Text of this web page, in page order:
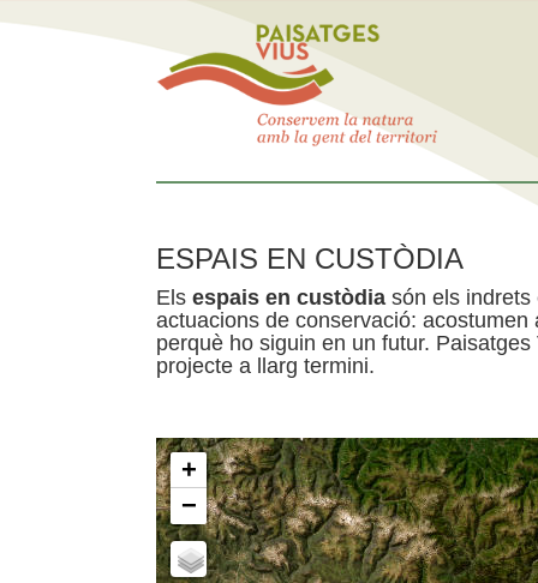
ESPAIS EN CUSTÒDIA
Els espais en custòdia són els indrets
actuacions de conservació:
perquè ho siguin en un futur.
projecte a llarg termini.
+
−